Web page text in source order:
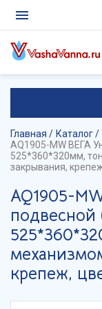
Главная Каталог
AQ1905-MW ВЕГА
525*360*320мм,
закрывания,
AQ1905-
крепеж,